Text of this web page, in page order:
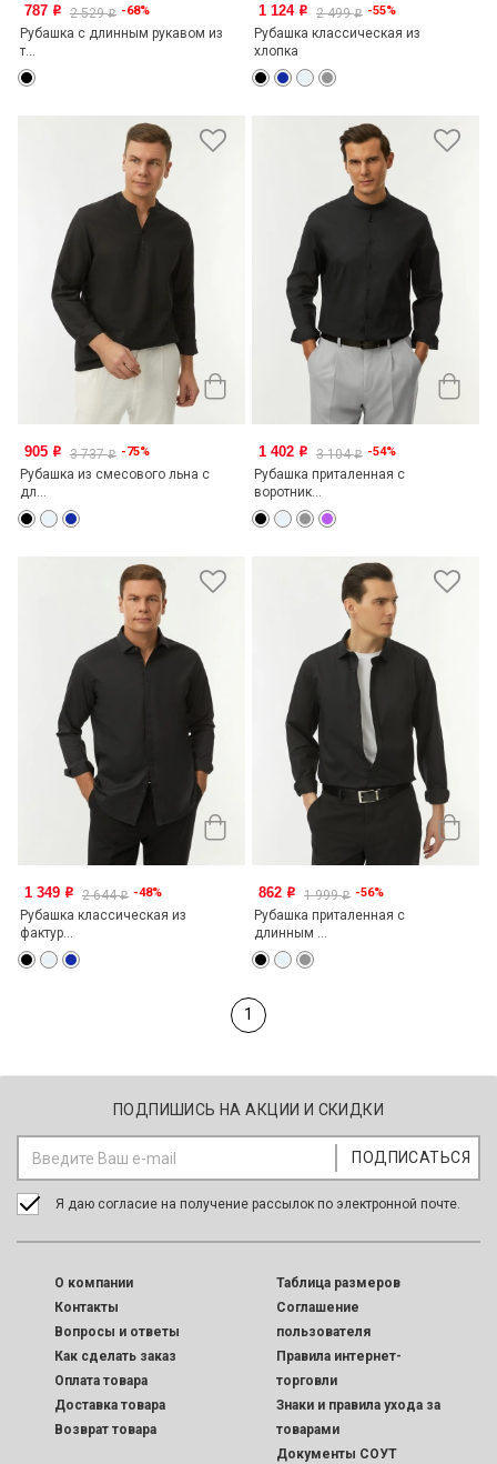
787 o 2 529o -68%
Рубашка с длинным рукавом из
т...
1 124 o 2 499o -55%
Рубашка классическая из
хлопка
905 o 3 737o -75%
Рубашка из смесового льна с
дл...
1 402 o 3 104o -54%
Рубашка приталенная с
воротник...
1 349 o 2 644o -48%
Рубашка классическая из
фактур...
862 o 1 999o -56%
Рубашка приталенная с
длинным ...
1
ПОДПИШИСЬ НА АКЦИИ И СКИДКИ
Я даю согласие на получение рассылок по электронной почте.
O компании
Контакты
Вопросы и ответы
Как сделать заказ
Оплата товара
Доставка товара
Возврат товара
Таблица размеров
Соглашение
пользователя
Правила интернет-
торговли
Знаки и правила ухода за
товарами
Документы СОУТ